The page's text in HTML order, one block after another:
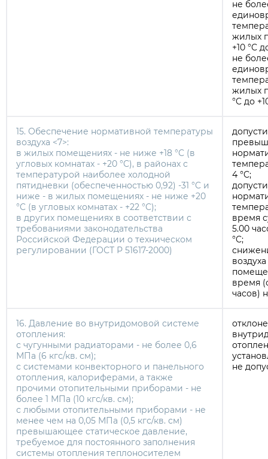
не
жилых
+10 °C
не
жилых
°C до
15. Обеспечение нормативной температуры
воздуха <7>:
в жилых помещениях - не ниже +18 °C (в
угловых комнатах - +20 °C), в районах с
температурой наиболее холодной
пятидневки (обеспеченностью 0,92) -31 °C и
ниже - в жилых помещениях - не ниже +20
°C (в угловых комнатах - +22 °C);
в других помещениях в соответствии с
требованиями законодательства
Российской Федерации о техническом
регулировании (ГОСТ Р 51617-2000)
4 °C;
время
5.00
°C;
время
часов)
16. Давление во внутридомовой системе
отопления:
с чугунными радиаторами - не более 0,6
МПа (6 кгс/кв. см);
с системами конвекторного и панельного
отопления, калориферами, а также
прочими отопительными приборами - не
более 1 МПа (10 кгс/кв. см);
с любыми отопительными приборами - не
менее чем на 0,05 МПа (0,5 кгс/кв. см)
превышающее статическое давление,
требуемое для постоянного заполнения
системы отопления теплоносителем
не